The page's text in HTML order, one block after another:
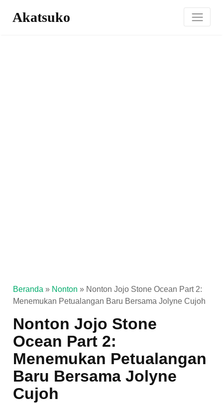
Akatsuko
Beranda » Nonton » Nonton Jojo Stone Ocean Part 2:
Menemukan Petualangan Baru Bersama Jolyne Cujoh
Nonton Jojo Stone
Ocean Part 2:
Menemukan Petualangan
Baru Bersama Jolyne
Cujoh